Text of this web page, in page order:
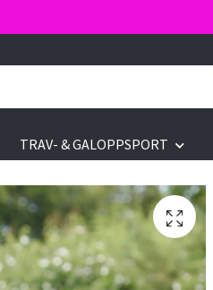
TRAV- & GALOPPSPORT